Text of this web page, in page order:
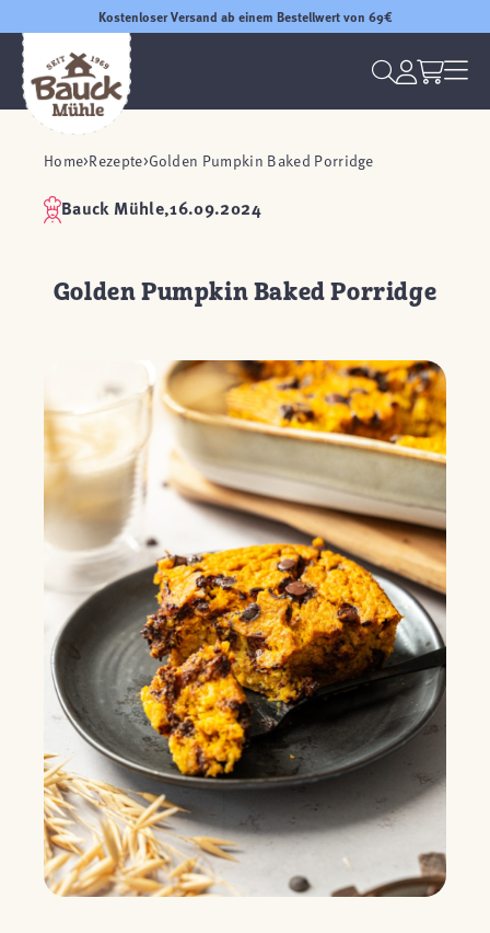
Kostenloser Versand ab einem Bestellwert von 69€
Home Rezepte Golden Pumpkin Baked Porridge
Bauck Mühle,16.09.2024
Golden Pumpkin Baked Porridge